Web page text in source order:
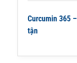
Curcumin 365
tận